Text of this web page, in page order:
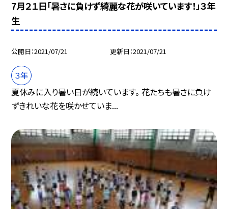
7月２１日「暑さに負けず綺麗な花が咲いています！」３年
生
公開日 2021/07/21 更新日 2021/07/21
３年
夏休みに入り暑い日が続いています。 花たちも暑さに負け
ずきれいな花を咲かせていま...